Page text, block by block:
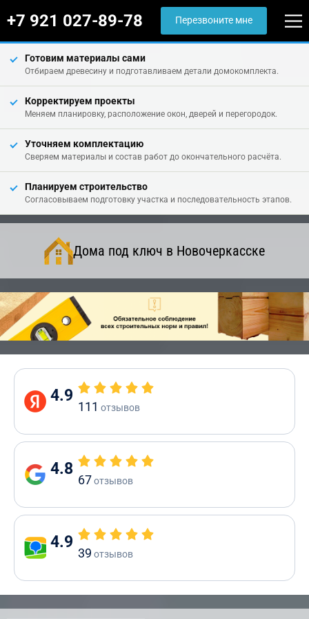
+7 921 027-89-78 Перезвоните мне
Готовим материалы сами
Отбираем древесину и подготавливаем детали домокомплекта.
Корректируем проекты
Меняем планировку, расположение окон, дверей и перегородок.
Уточняем комплектацию
Сверяем материалы и состав работ до окончательного расчёта.
Планируем строительство
Согласовываем подготовку участка и последовательность этапов.
Дома под ключ в Новочеркасске
4.9
111 отзывов
4.8
67отзывов
4.9
39 отзывов